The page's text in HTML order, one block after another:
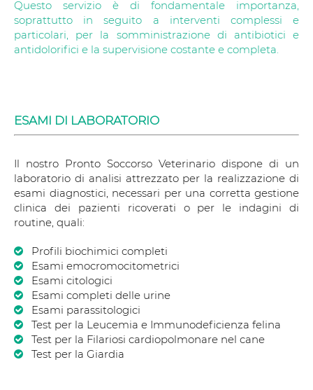
Questo servizio è di fondamentale importanza,
soprattutto in seguito a interventi complessi e
particolari, per la somministrazione di antibiotici e
antidolorifici e la supervisione costante e completa.
ESAMI DI LABORATORIO
Il nostro Pronto Soccorso Veterinario dispone di un
laboratorio di analisi attrezzato per la realizzazione di
esami diagnostici, necessari per una corretta gestione
clinica dei pazienti ricoverati o per le indagini di
routine, quali:
Profili biochimici completi
Esami emocromocitometrici
Esami citologici
Esami completi delle urine
Esami parassitologici
Test per la Leucemia e Immunodeficienza felina
Test per la Filariosi cardiopolmonare nel cane
Test per la Giardia